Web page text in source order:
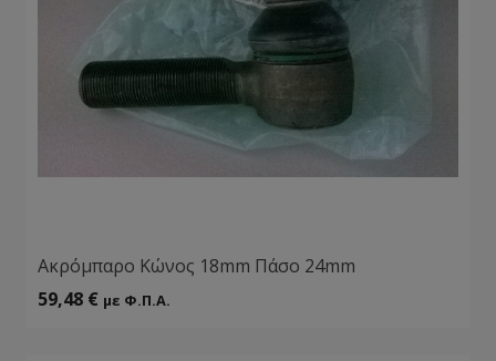
Aκρόμπαρο Κώνος 18mm Πάσο 24mm
59,48 € με Φ.Π.Α.